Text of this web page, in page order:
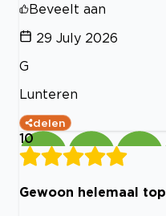
Beveelt aan
29 July 2026
G
Lunteren
delen
10
Gewoon helemaal top